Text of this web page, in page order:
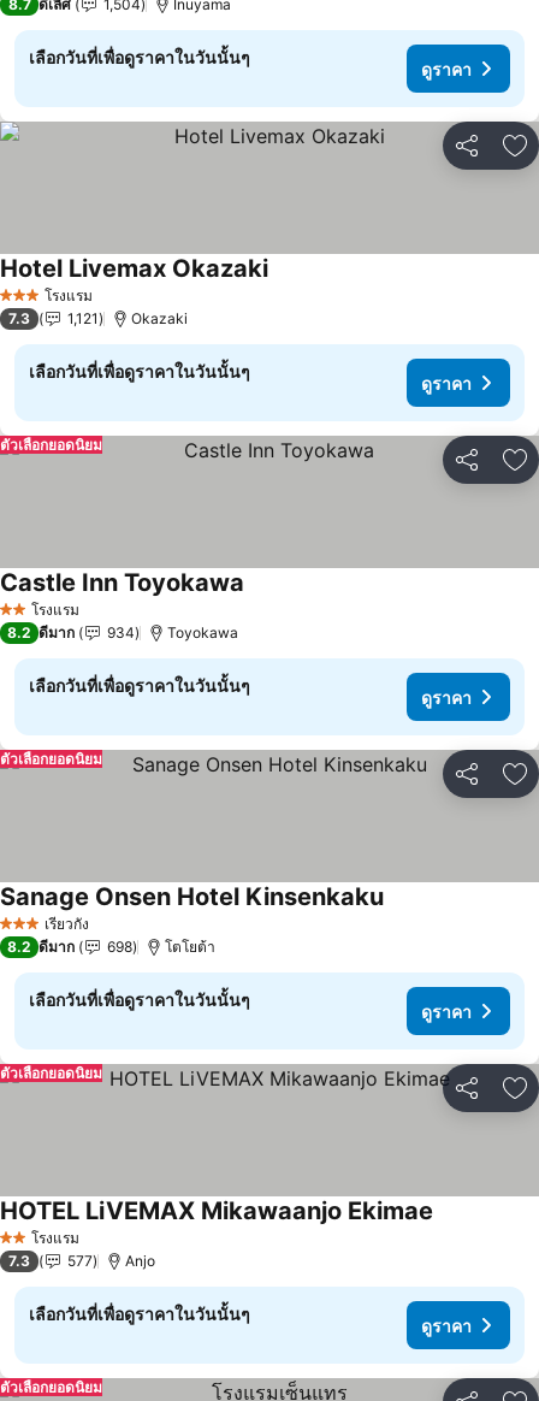
8.7 ดีเลิศ 1,504 Inuyama
เลือกวันที่เพื่อดูราคาในวันนั้นๆ
ดูราคา
แชร์ เ
3 ดาว โรงแรม
Hotel Livemax Okazakiดูราคา
7.3 1,121 Okazaki
เลือกวันที่เพื่อดูราคาในวันนั้นๆ
ดูราคา
แชร์ เ
ตัวเลือกยอดนิยม
2 ดาวโรงแรม
Castle Inn Toyokawa
8.2 ดีมาก 934 Toyokawa
เลือกวันที่เพื่อดูราคาในวันนั้นๆ
ดูราคา
แชร์ เ
ตัวเลือกยอดนิยม
3 ดาว เรียวกัง
Sanage Onsen Hotel Kinsenkakuดูราคา
8.2 ดีมาก 698 โตโยต้า
เลือกวันที่เพื่อดูราคาในวันนั้นๆ
ดูราคา
แชร์ เ
ตัวเลือกยอดนิยม
2 ดาวโรงแรม
HOTEL LiVEMAX Mikawaanjo Ekimae
7.3 577 Anjo
เลือกวันที่เพื่อดูราคาในวันนั้นๆ
ดูราคา
ตัวเลือกยอดนิยม